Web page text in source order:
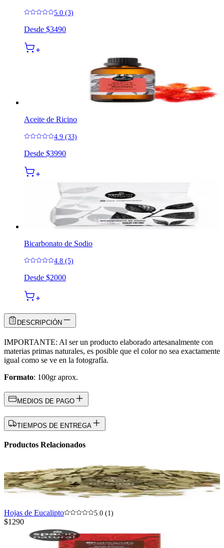
5.0 (3)
Desde $3490
Aceite de Ricino
4.9 (33)
Desde $3990
Bicarbonato de Sodio
4.8 (5)
Desde $2000
DESCRIPCIÓN
IMPORTANTE: Al ser un producto elaborado artesanalmente con
materias primas naturales, es posible que el color no sea exactamente
igual como se ve en la fotografía.
Formato: 100gr aprox.
MEDIOS DE PAGO
TIEMPOS DE ENTREGA
Productos Relacionados
Hojas de Eucalipto 5.0 (1)
$1290